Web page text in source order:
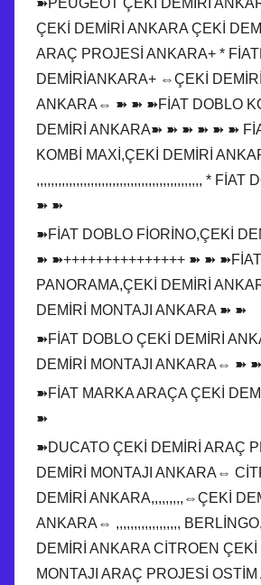
➽PEUGEOT ÇEKİ DEMİRİ
ÇEKİ DEMİRİ ANKARA ÇEKİ
ARAÇ PROJESİ ANKARA+ *
DEMİRİANKARA+ ⇔ÇEKİ DEMİRİ
ANKARA⇔ ➽ ➽ ➽FİAT DOBLO
DEMİRİ ANKARA➽ ➽ ➽ ➽ ➽ ➽
KOMBİ MAXİ,ÇEKİ DEMİRİ
,,,,,,,,,,,,,,,,,,,,,,,,,,,,,,,,,,,,,,,,,,,,,, * FİAT
➽ ➽
➽FİAT DOBLO FİORİNO,ÇEKİ
➽ ➽+++++++++++++++ ➽ ➽
PANORAMA,ÇEKİ DEMİRİ
DEMİRİ MONTAJI ANKARA ➽ ➽
➽FİAT DOBLO ÇEKİ DEMİRİ
DEMİRİ MONTAJI ANKARA⇔ ➽ ➽
➽FİAT MARKA ARAÇA ÇEKİ
➽
➽DUCATO ÇEKİ DEMİRİ ARAÇ
DEMİRİ MONTAJI ANKARA⇔
DEMİRİ ANKARA,,,,,,,,,⇔ÇEKİ
ANKARA⇔ ,,,,,,,,,,,,,,,,,,
DEMİRİ ANKARA CİTROEN ÇEKİ
MONTAJI ARAÇ PROJESİ